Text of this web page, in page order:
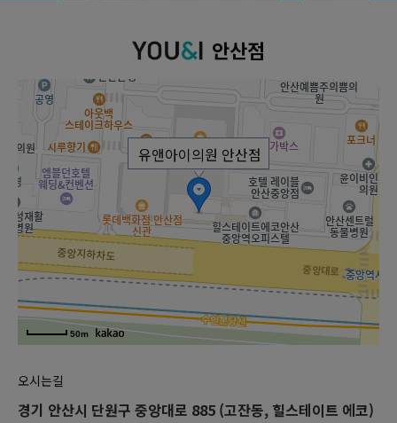
안산점
유앤아이의원 안산점
50m
오시는길
경기 안산시 단원구 중앙대로 885 (고잔동, 힐스테이트 에코)